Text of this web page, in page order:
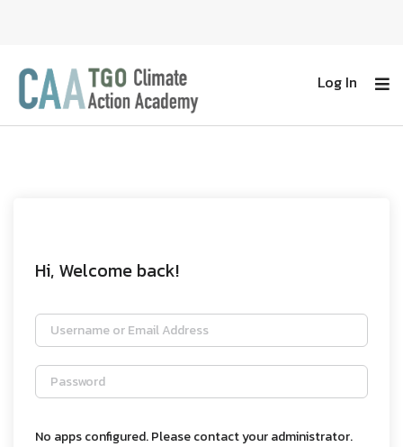
Log In
Hi, Welcome back!
No apps configured. Please contact your administrator.